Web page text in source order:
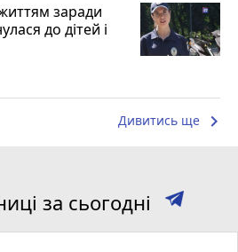
заради
до дітей і
Дивитись ще keyboard_arrow_right
за сьогодні